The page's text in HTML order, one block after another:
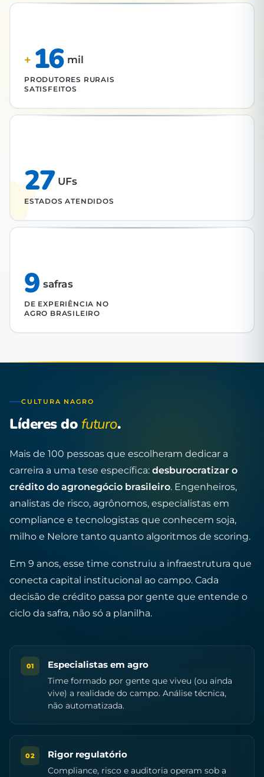
+ 16 mil
PRODUTORES RURAIS
SATISFEITOS
27 UFs
ESTADOS ATENDIDOS
9 safras
DE EXPERIÊNCIA NO
AGRO BRASILEIRO
CULTURA NAGRO
Líderes do futuro.
Mais de 100 pessoas que escolheram dedicar a
carreira a uma tese específica: desburocratizar o
crédito do agronegócio brasileiro. Engenheiros,
analistas de risco, agrônomos, especialistas em
compliance e tecnologistas que conhecem soja,
milho e Nelore tanto quanto algoritmos de scoring.
Em 9 anos, esse time construiu a infraestrutura que
conecta capital institucional ao campo. Cada
decisão de crédito passa por gente que entende o
ciclo da safra, não só a planilha.
01 Especialistas em agro
Time formado por gente que viveu (ou ainda
vive) a realidade do campo. Análise técnica,
não automatizada.
02 Rigor regulatório
Compliance, risco e auditoria operam sob a